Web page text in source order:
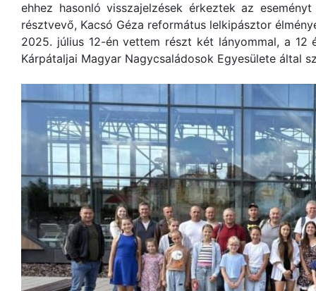
ehhez hasonló visszajelzések érkeztek az
résztvevő, Kacsó Géza református lelkipásztor
2025. július 12-én vettem részt két lányommal, a 12
Kárpátaljai Magyar Nagycsaládosok Egyesülete által